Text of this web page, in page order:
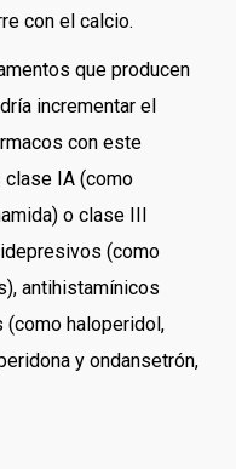
con el calcio.
que producen
incrementar el
con este
clase IA (como
o clase III
(como
antihistamínicos
haloperidol,
y ondansetrón,